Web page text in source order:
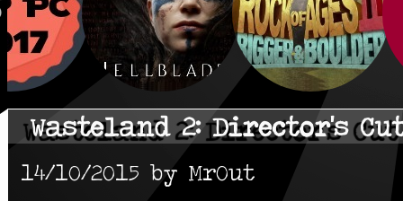
Wasteland 2: Director's
14/10/2015 by MrOut